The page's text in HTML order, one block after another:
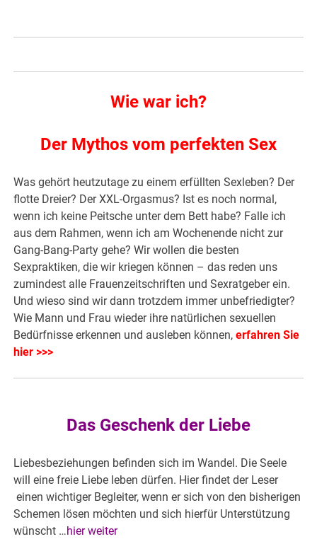
Wie war ich?
Der Mythos vom perfekten Sex
Was gehört heutzutage zu einem erfüllten Sexleben? Der
flotte Dreier? Der XXL-Orgasmus? Ist es noch normal,
wenn ich keine Peitsche unter dem Bett habe? Falle ich
aus dem Rahmen, wenn ich am Wochenende nicht zur
Gang-Bang-Party gehe? Wir wollen die besten
Sexpraktiken, die wir kriegen können – das reden uns
zumindest alle Frauenzeitschriften und Sexratgeber ein.
Und wieso sind wir dann trotzdem immer unbefriedigter?
Wie Mann und Frau wieder ihre natürlichen sexuellen
Bedürfnisse erkennen und ausleben können, erfahren Sie
hier >>>
Das Geschenk der Liebe
Liebesbeziehungen befinden sich im Wandel. Die Seele
will eine freie Liebe leben dürfen. Hier findet der Leser
einen wichtiger Begleiter, wenn er sich von den bisherigen
Schemen lösen möchten und sich hierfür Unterstützung
wünscht …hier weiter